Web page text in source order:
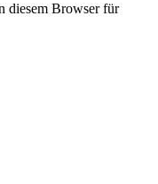
diesem Browser für